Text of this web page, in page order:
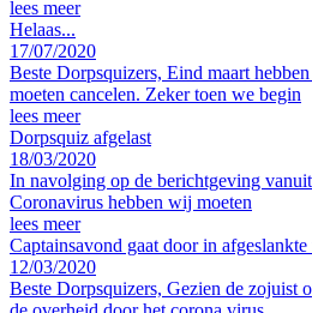
lees meer
Helaas...
17/07/2020
Beste Dorpsquizers, Eind maart
moeten cancelen. Zeker toen we begin
lees meer
Dorpsquiz afgelast
18/03/2020
In navolging op de berichtgeving
Coronavirus hebben wij moeten
lees meer
Captainsavond gaat door in
12/03/2020
Beste Dorpsquizers, Gezien de zojuist